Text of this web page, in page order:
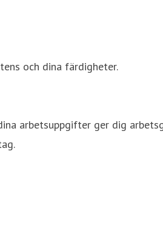
och dina färdigheter.
arbetsuppgifter ger dig